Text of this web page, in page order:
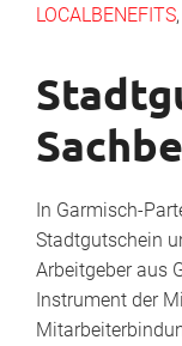
LOCALBENEFITS,
In Garmisch-
Stadtgutschein
Arbeitgeber aus
Instrument der